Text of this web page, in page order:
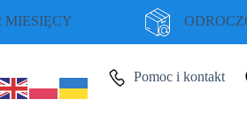
MIESIĘCY
Pomoc i kontakt